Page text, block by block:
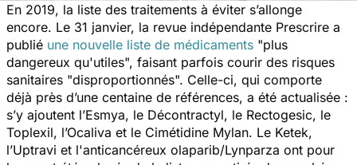
En 2019, la liste des traitements à éviter s’allonge
encore. Le 31 janvier, la revue indépendante Prescrire a
publié une nouvelle liste de médicaments "plus
dangereux qu'utiles", faisant parfois courir des risques
sanitaires "disproportionnés". Celle-ci, qui comporte
déjà près d’une centaine de références, a été actualisée :
s’y ajoutent l’Esmya, le Décontractyl, le Rectogesic, le
Toplexil, l’Ocaliva et le Cimétidine Mylan. Le Ketek,
l’Uptravi et l'anticancéreux olaparib/Lynparza ont pour